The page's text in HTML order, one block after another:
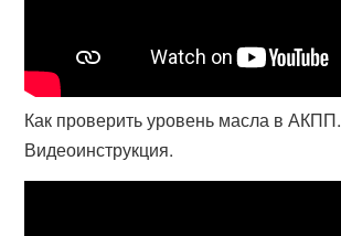
Как проверить уровень масла в АКПП.
Видеоинструкция.